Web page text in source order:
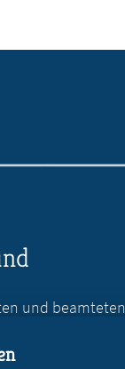
und beamteten